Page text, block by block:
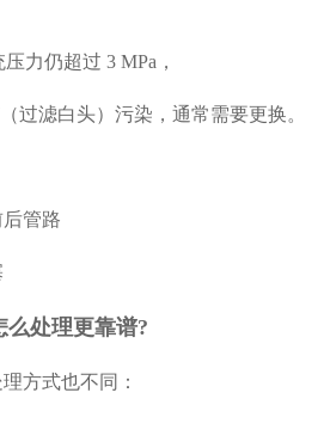
力仍超过 3 MPa，
过滤白头）污染，通常需要更换。
管路
么处理更靠谱?
方式也不同：